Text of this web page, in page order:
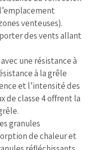
venteuses).
des vents allant
une résistance à
à la grêle
et l’intensité des
de classe 4 offrent la
granules
de chaleur et